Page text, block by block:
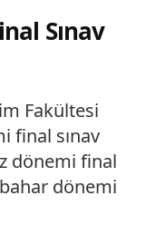
Sınav
Fakültesi
final sınav
dönemi final
dönemi